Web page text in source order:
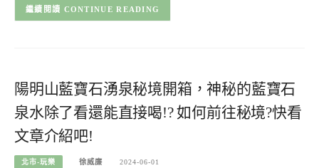
CONTINUE READING
陽明山藍寶石湧泉秘境開箱，神秘的藍寶石
泉水除了看還能直接喝!? 如何前往秘境?快看
文章介紹吧!
北市-玩樂 徐威廉 2024-06-01